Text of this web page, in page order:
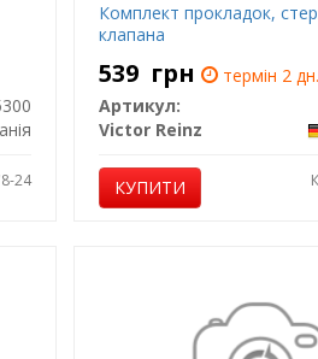
24
Комплект прокладок,
клапана
539 грн
термін 2 дн.
Артикул:
Victor Reinz
КУПИТИ